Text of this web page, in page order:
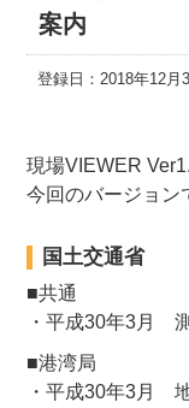
案内
登録日：2018年12月
現場VIEWER
今回のバージョン
国土交通省
■共通
・平成30年3月
■港湾局
・平成30年3月